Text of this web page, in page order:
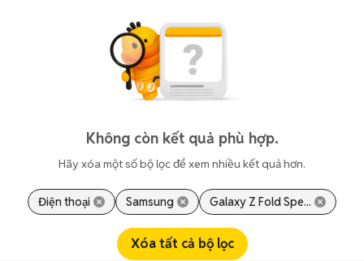
Không còn kết quả phù hợp.
Hãy xóa một số bộ lọc để xem nhiều kết quả hơn.
Điện thoại Samsung Galaxy Z Fold Spe...
Xóa tất cả bộ lọc